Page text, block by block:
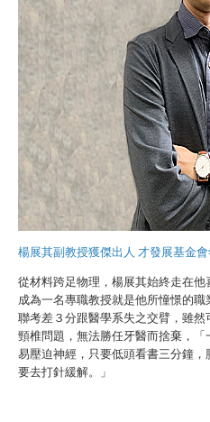
楊展其副教授獲傑出人 才發展基金
從材料跨足物理，楊展其始終走在他
成為一名專職教授就是他所憧憬的
聯考差３分跟醫學系失之交臂，雖
頸椎問題，無法勝任牙醫而捨棄，
易壓迫神經，只要低頭看書三分鐘
要去打針緩解。」